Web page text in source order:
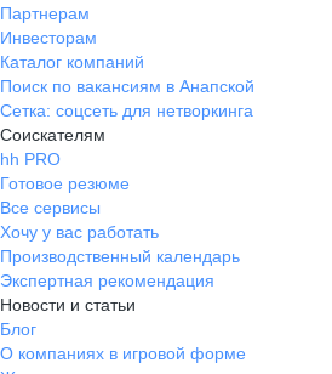
Партнерам
Инвесторам
Каталог компаний
Поиск по вакансиям в Анапской
Сетка: соцсеть для нетворкинга
Соискателям
hh PRO
Готовое резюме
Все сервисы
Хочу у вас работать
Производственный календарь
Экспертная рекомендация
Новости и статьи
Блог
О компаниях в игровой форме